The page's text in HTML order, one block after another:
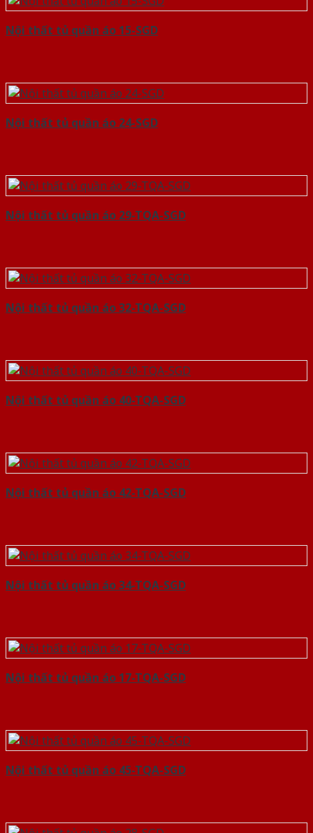
Nội thất tủ quần áo 15-SGD
Nội thất tủ quần áo 24-SGD
Nội thất tủ quần áo 29-TQA-SGD
Nội thất tủ quần áo 32-TQA-SGD
Nội thất tủ quần áo 40-TQA-SGD
Nội thất tủ quần áo 42-TQA-SGD
Nội thất tủ quần áo 34-TQA-SGD
Nội thất tủ quần áo 17-TQA-SGD
Nội thất tủ quần áo 45-TQA-SGD